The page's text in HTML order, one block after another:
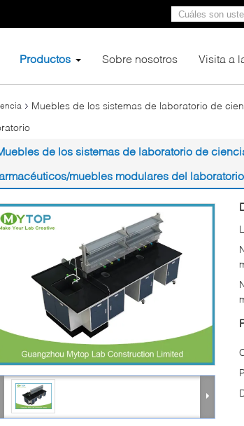
Productos Sobre nosotros Visita a
Muebles de los sistemas de laboratorio de
de los sistemas de laboratorio de
muebles modulares del laboratorio